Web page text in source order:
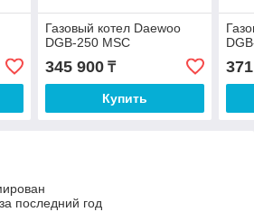
Газовый котел Daewoo
DGB-250 MSC
345 900₸
Купить
последний год